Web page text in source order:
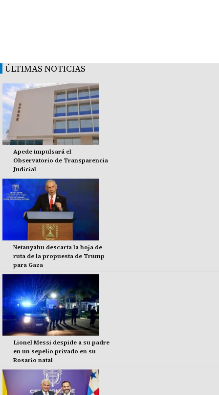
ÚLTIMAS NOTICIAS
Apede impulsará el
Observatorio de Transparencia
Judicial
Netanyahu descarta la hoja de
ruta de la propuesta de Trump
para Gaza
Lionel Messi despide a su padre
en un sepelio privado en su
Rosario natal